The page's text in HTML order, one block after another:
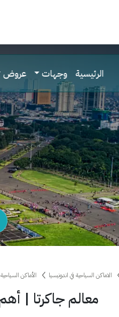
الرئيسية وجهات عروض
الاماكن السياحية في اندونيسيا الأماكن
معالم جاكرتا |